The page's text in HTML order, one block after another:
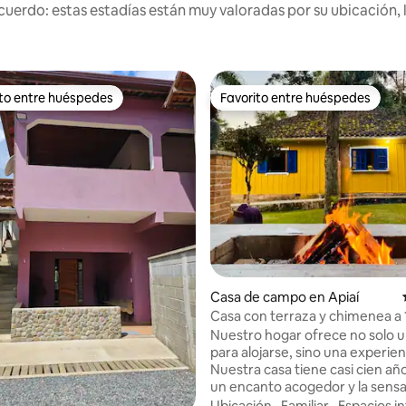
estas estadías están muy valoradas por su
huéspedes preferido
entre huéspedes Favorito entre huéspedes
Favorito entre huéspedes
Casa de campo en Apiaí
Casa con terraza y chimenea a
Petar
Nuestro hogar ofrece no solo
para alojarse, sino una
Nuestra casa tiene casi cien
un encanto acogedor y la